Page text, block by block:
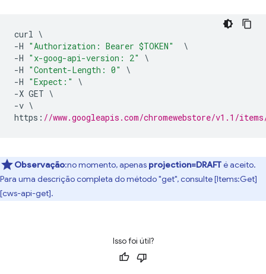
curl \
-H "Authorization: Bearer $TOKEN"
\
-H "x-goog-api-version: 2"
\
-H "Content-Length: 0"
\
-H "Expect:"
\
-X GET \
-v \
https : //www.googleapis.com/chromewebstore/v1.1/
Observação:no momento, apenas projection=DRAFTé aceito.
Para uma descrição completa do método "get", consulte [Items:Get]
[cws-api-get].
Isso foi útil?